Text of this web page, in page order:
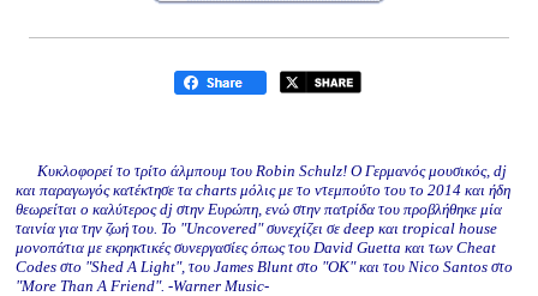
Κυκλοφορεί το τρίτο άλμπουμ του Robin Schulz! Ο Γερμανός μουσικός, dj
και παραγωγός κατέκτησε τα charts μόλις με το ντεμπούτο του το 2014 και ήδη
θεωρείται ο καλύτερος dj στην Ευρώπη, ενώ στην πατρίδα του προβλήθηκε μία
ταινία για την ζωή του. Το "Uncovered" συνεχίζει σε deep και tropical house
μονοπάτια με εκρηκτικές συνεργασίες όπως του David Guetta και των Cheat
Codes στο "Shed A Light", του James Blunt στο "OK" και του Nico Santos στο
"More Than A Friend". -Warner Music-